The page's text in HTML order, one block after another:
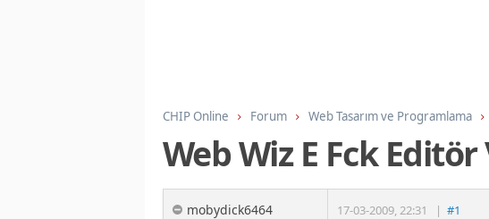
CHIP Online Forum Web Tasarım ve Programlama
Web Wiz E Fck
mobydick6464 17-03-2009,22:31 | #1